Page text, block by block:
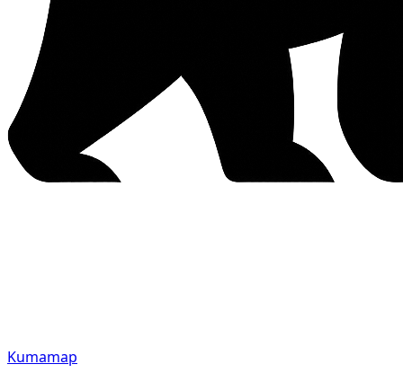
Kumamap